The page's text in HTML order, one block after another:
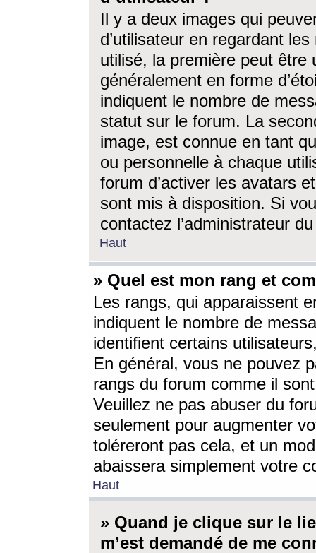
Il y a deux images qui
d’utilisateur en regardant
utilisé, la première peut être
généralement en forme
indiquent le nombre de
statut sur le forum. La
image, est connue en tant
ou personnelle à chaque
forum d’activer les avatars
sont mis à disposition. Si
contactez l’administrateur
Haut
» Quel est mon rang et
Les rangs, qui apparaissent
indiquent le nombre de
identifient certains
En général, vous ne pouvez
rangs du forum comme il
Veuillez ne pas abuser du
seulement pour augmenter
toléreront pas cela, et un
abaissera simplement votre
Haut
» Quand je clique sur le
m’est demandé de me